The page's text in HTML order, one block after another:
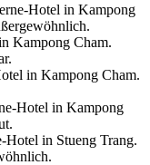
Hotel in Kampong
Kampong Cham.
in Kampong Cham.
Hotel in Kampong
in Stueng Trang.